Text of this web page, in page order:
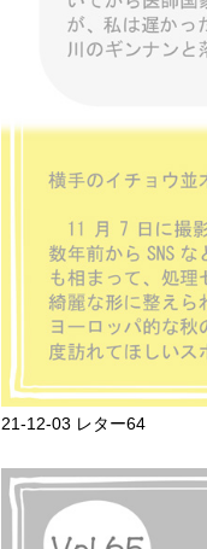
21-12-03 レター64